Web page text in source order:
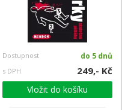
Dostupnost do 5 dnů
s DPH 249,- Kč
Vložit do košíku